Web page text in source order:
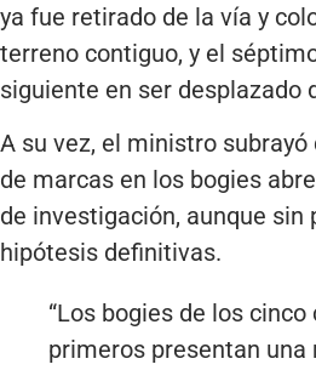
ya fue retirado de la vía y
terreno contiguo, y el
siguiente en ser desplazado
A su vez, el ministro subrayó
de marcas en los bogies
de investigación, aunque sin
hipótesis definitivas.
“Los bogies de los cinco
primeros presentan una